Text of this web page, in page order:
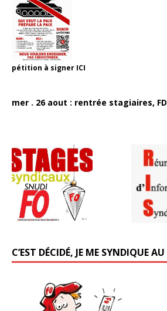
pétition à signer ICI
mer . 26 aout : rentrée stagiaires,
C’EST DÉCIDÉ, JE ME SYNDIQUE